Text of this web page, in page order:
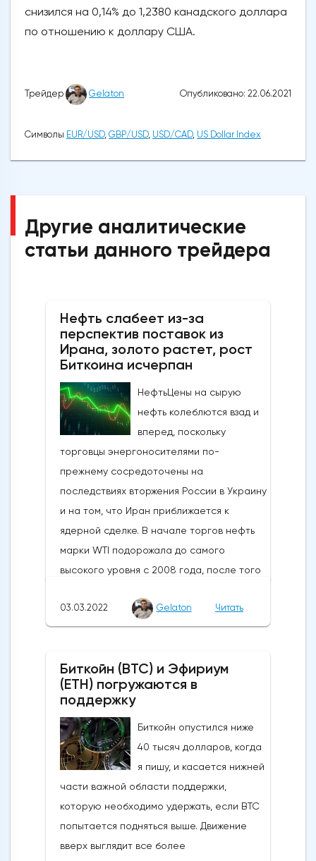
снизился на 0,14% до 1,2380 канадского доллара
по отношению к доллару США.
Трейдер Gelaton Опубликовано: 22.06.2021
Символы EUR/USD, GBP/USD, USD/CAD, US Dollar Index
Другие аналитические
статьи данного трейдера
Нефть слабеет из-за
перспектив поставок из
Ирана, золото растет, рост
Биткоина исчерпан
НефтьЦены на сырую
нефть колеблются взад и
вперед, поскольку
торговцы энергоносителями по-
прежнему сосредоточены на
последствиях вторжения России в Украину
и на том, что Иран приближается к
ядерной сделке. В начале торгов нефть
марки WTI подорожала до самого
высокого уровня с 2008 года, после того
украинский город Херсон. Ожидания
очередного раунда российско-
некоторую надежду на то, что возможное
прекращение огня может быть
согласовано, но переговоры, похоже,
были перенесены на начало следующей
недели.Иран может заключить ядерную
сделку в этом месяце, и это означает, что
80 миллионов баррелей нефти в
хранилищах могут появиться на рынке
довольно скоро. Министр энергетики
Ирана отметил, что иранское
03.03.2022 Gelaton Читать
Биткойн (BTC) и Эфириум
(ETH) погружаются в
поддержку
Биткойн опустился ниже
40 тысяч долларов, когда
я пишу, и касается нижней
части важной области поддержки,
которую необходимо удержать, если BTC
попытается подняться выше. Движение
вверх выглядит все более